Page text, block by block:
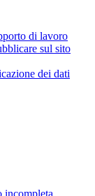
di lavoro
sul sito
dei dati